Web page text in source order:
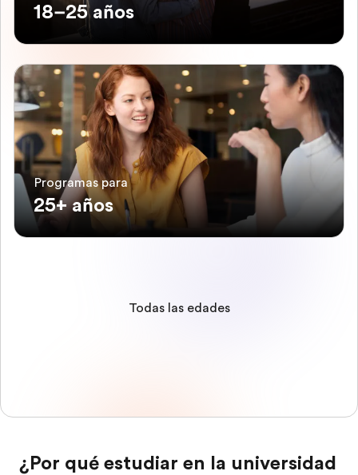
18–25 años
Programas para
25+ años
Todas las edades
¿Por qué estudiar en la universidad